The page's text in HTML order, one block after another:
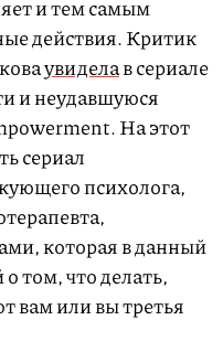
и тем самым
действия. Критик
увиделав сериале
и неудавшуюся
На этот
сериал
психолога,
которая в данный
том, что делать,
вам или вы третья